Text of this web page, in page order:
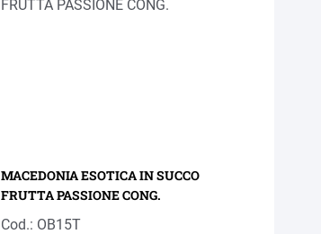
MACEDONIA ESOTICA IN SUCCO
FRUTTA PASSIONE CONG.
Cod.: OB15T